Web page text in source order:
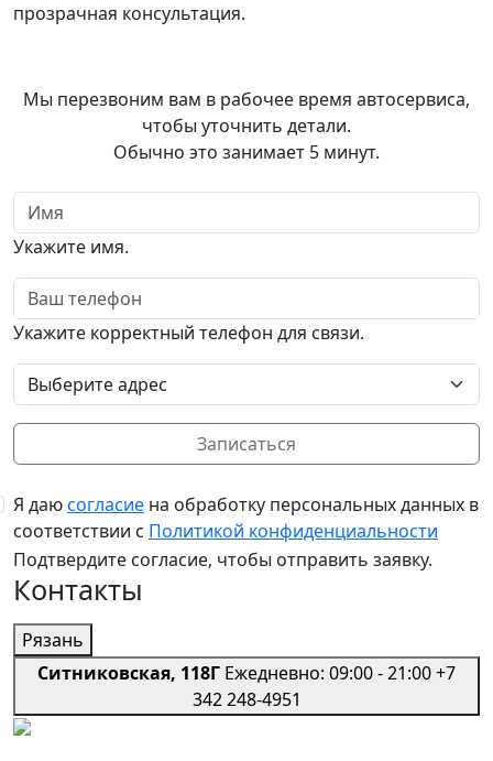
прозрачная консультация.
Мы перезвоним вам в рабочее время автосервиса,
чтобы уточнить детали.
Обычно это занимает 5 минут.
Имя
Укажите имя.
Телефон
Укажите корректный телефон для связи.
Выбор адреса
Записаться
Я даюсогласие на обработку персональных данных в
соответствии с Политикой конфиденциальности
Подтвердите согласие, чтобы отправить заявку.
Контакты
Рязань
Ситниковская, 118Г Ежедневно: 09:00 - 21:00+7
342 248-4951